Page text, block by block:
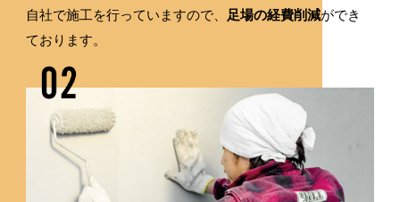
自社で施工を行っていますので、 足場の経費削減ができ
ております。